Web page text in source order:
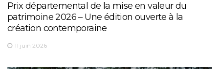
Prix départemental de la mise en valeur du
patrimoine 2026 – Une édition ouverte à la
création contemporaine
11 juin 2026